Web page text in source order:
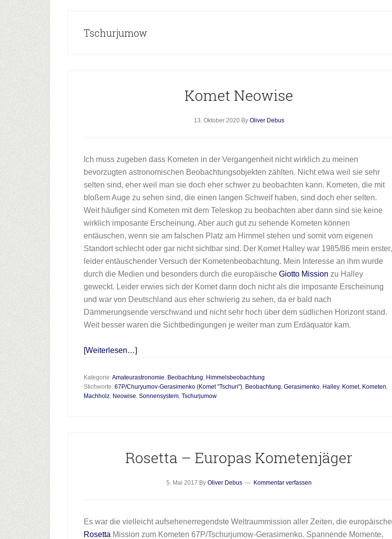
Tschurjumow
Komet Neowise
13. Oktober 2020By Oliver Debus
Ich muss zugeben dass Kometen in der Vergangenheit nicht wirklich zu meinen
bevorzugten astronomischen Beobachtungsobjekten zählten. Nicht etwa weil sie sehr
selten sind, eher weil man sie doch eher schwer zu beobachten kann. Kometen, die mit
bloßem Auge zu sehen sind, die einen langen Schweif haben, sind doch eher selten.
Weit häufiger sind Kometen mit dem Teleskop zu beobachten aber dann sind sie keine
wirklich imposante Erscheinung. Aber auch gut zu sehende Kometen können
entäuschen, wenn sie am falschen Platz am Himmel stehen und somit vom eigenen
Standort schlecht oder gar nicht sichtbar sind. Der Komet Halley war 1985/86 mein erster,
leider entäuschender Versuch der Kometenbeobachtung. Mein Interesse an ihm wurde
durch die Medien und besonders durch die europäische Giotto Mission zu Halley
geweckt. Leider erwies sich der Komet dann doch nicht als die imposante Erscheinung
und war von Deutschland aus eher schwierig zu sehen, da er bald nach
Dämmerungsende verschwand und nicht sehr hoch über dem südlichen Horizont stand.
Weit besser waren die Sichtbedingungen je weiter man zum Erdäquator kam.
[Weiterlesen…]Infos
Plugin
Komet
Neowise
Kategorie:Amateurastronomie, Beobachtung, Himmelsbeobachtung
Stichworte: 67P/Churyumov-Gerasimenko (Komet "Tschuri"), Beobachtung, Gerasimenko, Halley, Komet, Kometen,
Machholz, Neowise, Sonnensystem, Tschurjumow
Rosetta – Europas Kometenjäger
5. Mai 2017 By Oliver Debus Kommentar verfassen
Es war die vielleicht aufsehenerregendste Weltraummission aller Zeiten, die europäische
Rosetta Mission zum Kometen 67P/Tschurjumow-Gerasimenko. Spannende Momente,